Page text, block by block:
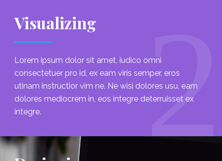
Visualizing
Lorem ipsum dolor sit amet, iudico omni
consectetuer pro id, ex eam viris semper, eros
utinam instructior vim ne. Ne wisi dolores usu, eam
dolores mediocrem in, eos integre deterruisset ex
integre.
2